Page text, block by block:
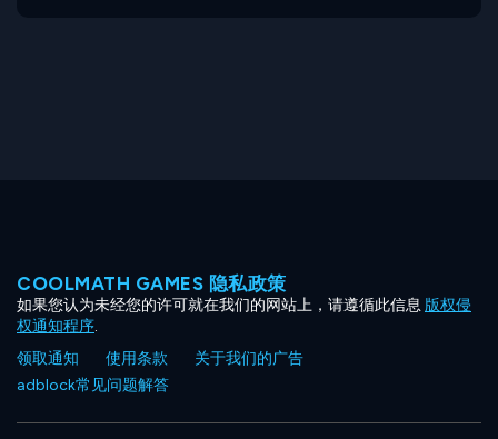
COOLMATH GAMES 隐私政策
如果您认为未经您的许可就在我们的网站上，请遵循此信息 版权侵
权通知程序.
领取通知
使用条款
关于我们的广告
adblock常见问题解答